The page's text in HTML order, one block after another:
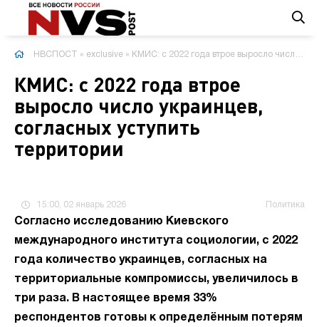
НВСПОСТ » exclusive » КМИС: с 2022 года втрое выросло число украинцев, согласных уступить территории
КМИС: с 2022 года втрое
выросло число украинцев,
согласных уступить
территории
15:00, 02 январь 2026 Политика
Согласно исследованию Киевского
международного института социологии, с 2022
года количество украинцев, согласных на
территориальные компромиссы, увеличилось в
три раза. В настоящее время 33%
респондентов готовы к определённым потерям